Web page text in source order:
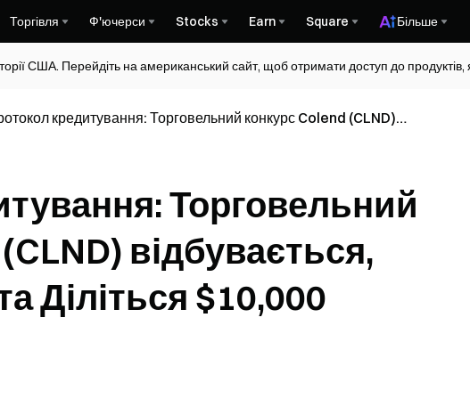
Торгівля Ф'ючерси Stocks Earn Square Більше
США. Перейдіть на американський сайт, щоб отримати доступ до продуктів,
кредитування: Торговельний конкурс Colend (CLND)
Торговельний
відбувається,
Діліться $10,000